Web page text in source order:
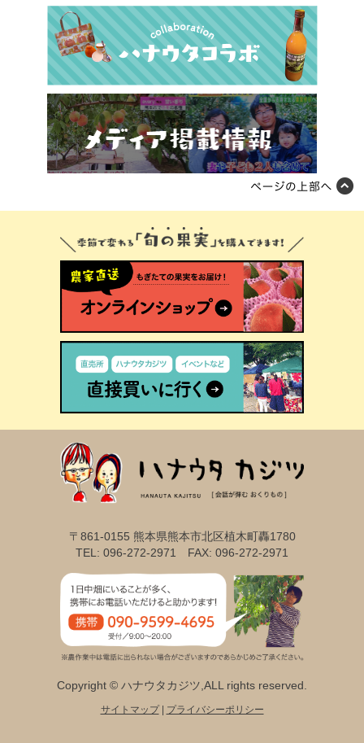
〒861-0155 熊本県熊本市北区植木町轟1780
TEL: 096-272-2971 FAX: 096-272-2971
Copyright © ハナウタカジツ,ALL rights reserved.
サイトマップ| プライバシーポリシー